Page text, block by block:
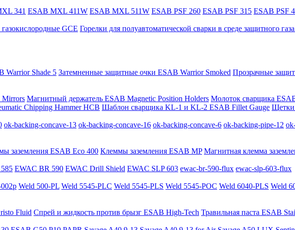
341 ESAB MXL 411W ESAB MXL 511W ESAB PSF 260 ESAB PSF 315 ESAB PSF
газокислородные GCE Горелки для полуавтоматической сварки в среде защитного
Warrior Shade 5 Затемненные защитные очки ESAB Warrior Smoked Прозрачные
Mirrors Магнитный держатель ESAB Magnetic Position Holders Молоток сварщика
Chipping Hammer HCB Шаблон сварщика KL-1 и KL-2 ESAB Fillet Gauge Щетки
ok-backing-concave-13 ok-backing-concave-16 ok-backing-concave-6 ok-backing-pipe-12
заземления ESAB Eco 400 Клеммы заземления ESAB MP Магнитная клемма
EWAC BR 590 EWAC Drill Shield EWAC SLP 603 ewac-br-590-flux ewac-slp-603-flux
Weld 500-PL Weld 5545-PLC Weld 5545-PLS Weld 5545-POC Weld 6040-PLS Weld
Fluid Спрей и жидкость против брызг ESAB High-Tech Травильная паста ESAB